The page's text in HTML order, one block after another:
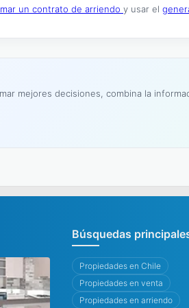
un contrato de arriendo y usar el
mejores decisiones, combina la
Búsquedas
Propiedades en Chile
Propiedades en venta
Propiedades en arriendo